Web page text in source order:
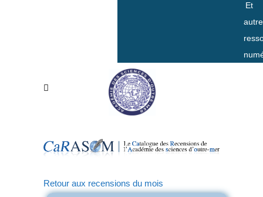
Et
Retour aux recensions du mois